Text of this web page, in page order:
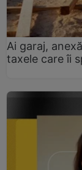
Ai garaj,
taxele care îi